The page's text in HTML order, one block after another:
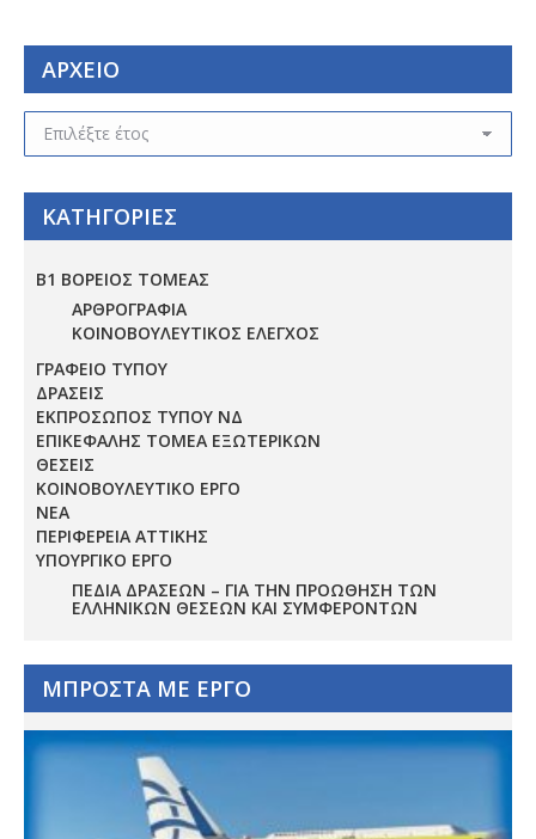
ΑΡΧΕΙΟ
ΑΡΧΕΙΟ
ΚΑΤΗΓΟΡΙΕΣ
Β1 ΒΟΡΕΙΟΣ ΤΟΜΕΑΣ
ΑΡΘΡΟΓΡΑΦΙΑ
ΚΟΙΝΟΒΟΥΛΕΥΤΙΚΟΣ ΕΛΕΓΧΟΣ
ΓΡΑΦΕΙΟ ΤΥΠΟΥ
ΔΡΑΣΕΙΣ
ΕΚΠΡΟΣΩΠΟΣ ΤΥΠΟΥ ΝΔ
ΕΠΙΚΕΦΑΛΗΣ ΤΟΜΕΑ ΕΞΩΤΕΡΙΚΩΝ
ΘΕΣΕΙΣ
ΚΟΙΝΟΒΟΥΛΕΥΤΙΚΟ ΕΡΓΟ
ΝΕΑ
ΠΕΡΙΦΕΡΕΙΑ ΑΤΤΙΚΗΣ
ΥΠΟΥΡΓΙΚΟ ΕΡΓΟ
ΠΕΔΊΑ ΔΡΆΣΕΩΝ – ΓΙΑ ΤΗΝ ΠΡΟΏΘΗΣΗ ΤΩΝ
ΕΛΛΗΝΙΚΏΝ ΘΈΣΕΩΝ ΚΑΙ ΣΥΜΦΕΡΌΝΤΩΝ
ΜΠΡΟΣΤΑ ΜΕ ΕΡΓΟ